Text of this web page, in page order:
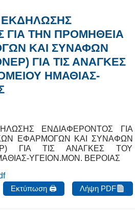
ΕΚΔΗΛΩΣΗΣ
ΓΙΑ ΤΗΝ ΠΡΟΜΗΘΕΙΑ
ΚΑΙ ΣΥΝΑΦΩΝ
ΓΙΑ ΤΙΣ ΑΝΑΓΚΕΣ
ΗΜΑΘΙΑΣ-
ΕΝΔΙΑΦΕΡΟΝΤΟΣ ΓΙΑ
ΕΦΑΡΜΟΓΩΝ ΚΑΙ ΣΥΝΑΦΩΝ
ΓΙΑ ΤΙΣ ΑΝΑΓΚΕΣ ΤΟΥ
ΥΓΕΙΟΝ.ΜΟΝ. ΒΕΡΟΙΑΣ
Εκτύπωση 🖨
Λήψη PDF